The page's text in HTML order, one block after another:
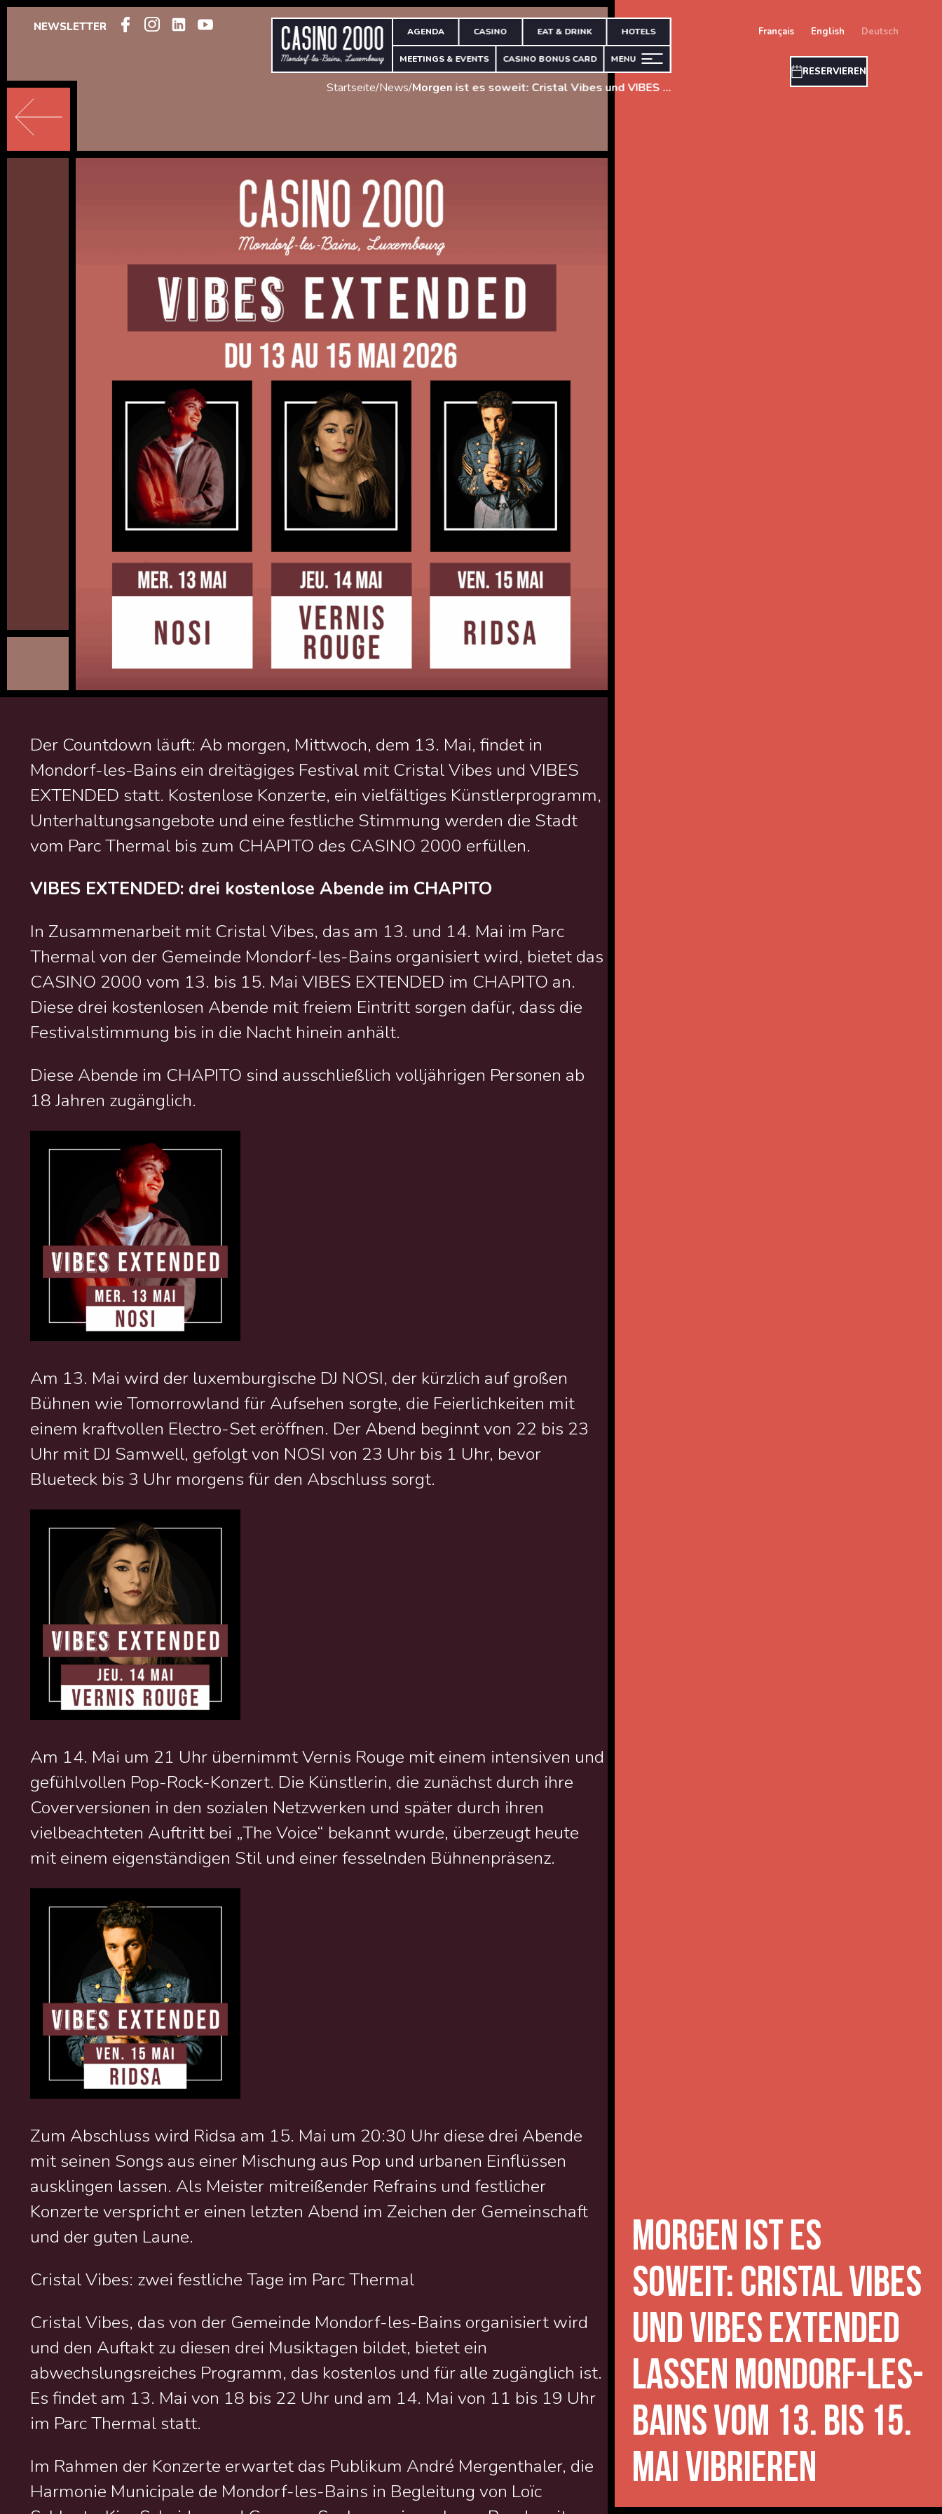
NEWSLETTER AGENDA CASINO EAT & DRINK HOTELS
MEETINGS & EVENTS CASINO BONUS CARD MENU
Startseite/News/ Morgen ist es soweit: Cristal Vibes und VIBES EXTENDED lassen Mondorf-les-Bains vom 13. bis 15. Mai vibrieren
français english deutsch
RESERVIEREN
Der Countdown läuft: Ab morgen, Mittwoch, dem 13. Mai, findet in
Mondorf-les-Bains ein dreitägiges Festival mit Cristal Vibes und VIBES
EXTENDED statt. Kostenlose Konzerte, ein vielfältiges Künstlerprogramm,
Unterhaltungsangebote und eine festliche Stimmung werden die Stadt
vom Parc Thermal bis zum CHAPITO des CASINO 2000 erfüllen.
VIBES EXTENDED: drei kostenlose Abende im CHAPITO
In Zusammenarbeit mit Cristal Vibes, das am 13. und 14. Mai im Parc
Thermal von der Gemeinde Mondorf-les-Bains organisiert wird, bietet das
CASINO 2000 vom 13. bis 15. Mai VIBES EXTENDED im CHAPITO an.
Diese drei kostenlosen Abende mit freiem Eintritt sorgen dafür, dass die
Festivalstimmung bis in die Nacht hinein anhält.
Diese Abende im CHAPITO sind ausschließlich volljährigen Personen ab
18 Jahren zugänglich.
Am 13. Mai wird der luxemburgische DJ NOSI, der kürzlich auf großen
Bühnen wie Tomorrowland für Aufsehen sorgte, die Feierlichkeiten mit
einem kraftvollen Electro-Set eröffnen. Der Abend beginnt von 22 bis 23
Uhr mit DJ Samwell, gefolgt von NOSI von 23 Uhr bis 1 Uhr, bevor
Blueteck bis 3 Uhr morgens für den Abschluss sorgt.
Am 14. Mai um 21 Uhr übernimmt Vernis Rouge mit einem intensiven und
gefühlvollen Pop-Rock-Konzert. Die Künstlerin, die zunächst durch ihre
Coverversionen in den sozialen Netzwerken und später durch ihren
vielbeachteten Auftritt bei „The Voice“ bekannt wurde, überzeugt heute
mit einem eigenständigen Stil und einer fesselnden Bühnenpräsenz.
Zum Abschluss wird Ridsa am 15. Mai um 20:30 Uhr diese drei Abende
mit seinen Songs aus einer Mischung aus Pop und urbanen Einflüssen
ausklingen lassen. Als Meister mitreißender Refrains und festlicher
Konzerte verspricht er einen letzten Abend im Zeichen der Gemeinschaft
und der guten Laune.
Cristal Vibes: zwei festliche Tage im Parc Thermal
Cristal Vibes, das von der Gemeinde Mondorf-les-Bains organisiert wird
und den Auftakt zu diesen drei Musiktagen bildet, bietet ein
abwechslungsreiches Programm, das kostenlos und für alle zugänglich ist.
Es findet am 13. Mai von 18 bis 22 Uhr und am 14. Mai von 11 bis 19 Uhr
im Parc Thermal statt.
Im Rahmen der Konzerte erwartet das Publikum André Mergenthaler, die
Harmonie Municipale de Mondorf-les-Bains in Begleitung von Loïc
Morgen ist es
soweit: Cristal Vibes
und VIBES EXTENDED
lassen Mondorf-les-
Bains vom 13. bis 15.
Mai vibrieren